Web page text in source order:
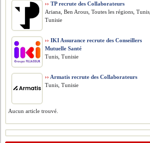
›› TP recrute des Collaborateurs
Ariana, Ben Arous, Toutes les régions, Tunis,
Tunisie
›› IKI Assurance recrute des Conseillers
Mutuelle Santé
Tunis, Tunisie
›› Armatis recrute des Collaborateurs
Tunis, Tunisie
Aucun article trouvé.